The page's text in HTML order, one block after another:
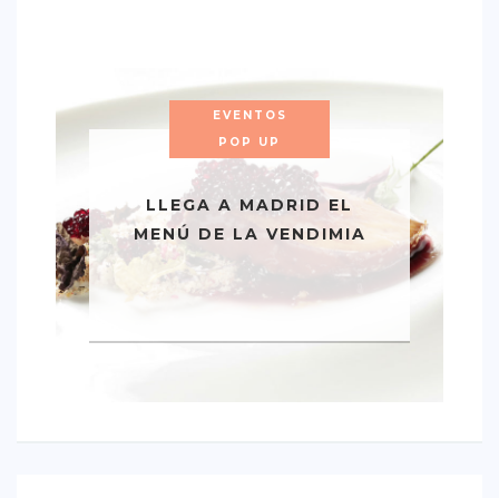
EVENTOS
POP UP
LLEGA A MADRID EL
MENÚ DE LA VENDIMIA